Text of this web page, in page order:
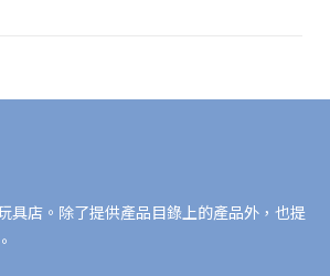
具店。除了提供產品目錄上的產品外，也提